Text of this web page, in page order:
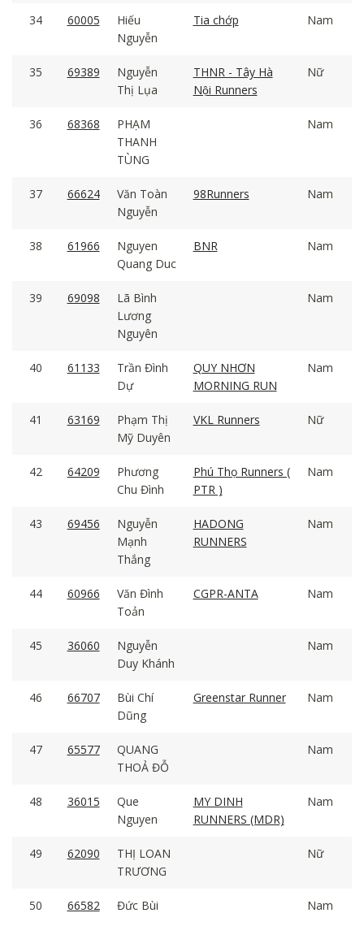
34 60005
Hiếu
Nguyễn
Tia chớp Nam
35 69389
Nguyễn
Thị Lụa
THNR - Tây Hà
Nội Runners
Nữ
36 68368
PHẠM
THANH
TÙNG
Nam
37 66624
Văn Toàn
Nguyễn
98Runners Nam
38 61966
Nguyen
Quang Duc
BNR Nam
39 69098
Lã Bình
Lương
Nguyên
Nam
40 61133
Trần Đình
Dự
QUY NHƠN
MORNING RUN
Nam
41 63169
Phạm Thị
Mỹ Duyên
VKL Runners Nữ
42 64209
Phương
Chu Đình
Phú Thọ Runners (
PTR )
Nam
43 69456
Nguyễn
Mạnh
Thắng
HADONG
RUNNERS
Nam
44 60966
Văn Đình
Toản
CGPR-ANTA Nam
45 36060
Nguyễn
Duy Khánh
Nam
46 66707
Bùi Chí
Dũng
Greenstar Runner Nam
47 65577
QUANG
THOẢ ĐỖ
Nam
48 36015
Que
Nguyen
MY DINH
RUNNERS (MDR)
Nam
49 62090
THỊ LOAN
TRƯƠNG
Nữ
50 66582 Đức Bùi Nam